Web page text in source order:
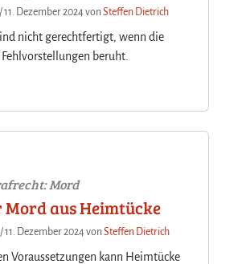
/11. Dezember 2024vonSteffen Dietrich
nicht gerechtfertigt, wenn die
beruht.
Mord
aus Heimtücke
/11. Dezember 2024vonSteffen Dietrich
Voraussetzungen kann Heimtücke